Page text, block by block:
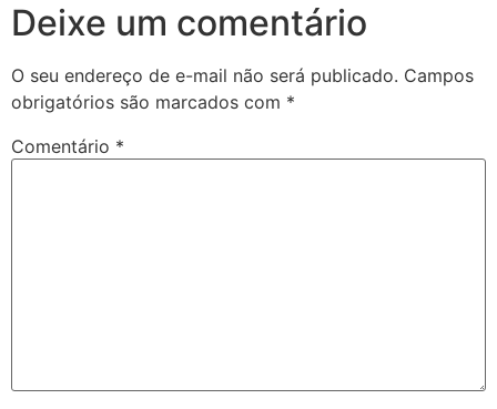
Deixe um comentário
O seu endereço de e-mail não será publicado. Campos
obrigatórios são marcados com *
Comentário *